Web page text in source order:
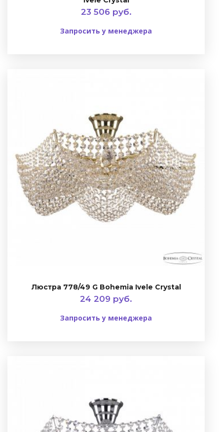
23 506 руб.
Запросить у менеджера
Люстра 778/49 G Bohemia Ivele Crystal
24 209 руб.
Запросить у менеджера